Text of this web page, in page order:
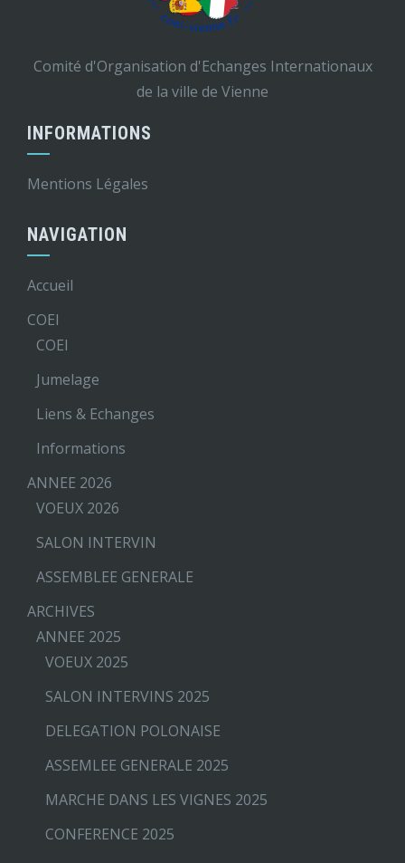
Comité d'Organisation d'Echanges Internationaux
de la ville de Vienne
INFORMATIONS
Mentions Légales
NAVIGATION
Accueil
COEI
COEI
Jumelage
Liens & Echanges
Informations
ANNEE 2026
VOEUX 2026
SALON INTERVIN
ASSEMBLEE GENERALE
ARCHIVES
ANNEE 2025
VOEUX 2025
SALON INTERVINS 2025
DELEGATION POLONAISE
ASSEMLEE GENERALE 2025
MARCHE DANS LES VIGNES 2025
CONFERENCE 2025